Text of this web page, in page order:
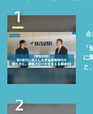
1
企
に
と
2